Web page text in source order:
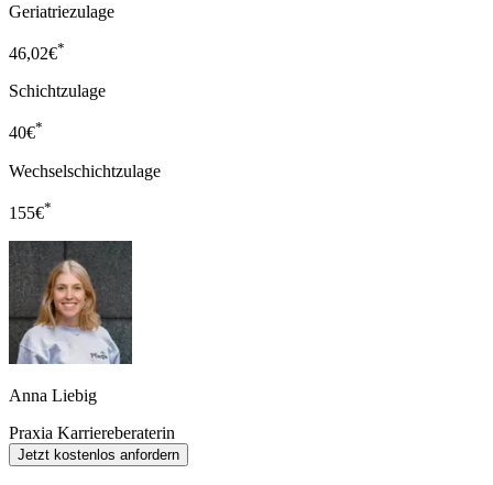
Geriatriezulage
46,02€*
Schichtzulage
40€*
Wechselschichtzulage
155€*
Anna Liebig
Praxia Karriereberaterin
Jetzt kostenlos anfordern